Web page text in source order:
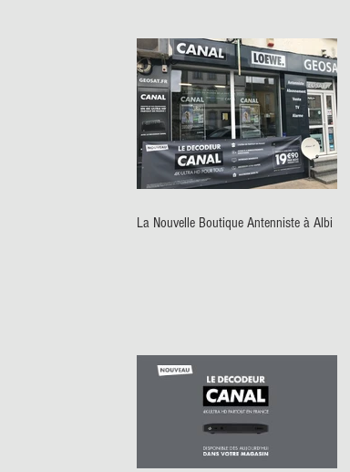
La Nouvelle Boutique Antenniste à Albi